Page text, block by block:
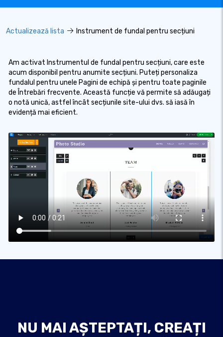
Actualizează lista Instrument de fundal pentru secțiuni
Am activat Instrumentul de fundal pentru secțiuni, care este
acum disponibil pentru anumite secțiuni. Puteți personaliza
fundalul pentru unele Pagini de echipă și pentru toate paginile
de Întrebări frecvente. Această funcție vă permite să adăugați
o notă unică, astfel încât secțiunile site-ului dvs. să iasă în
evidență mai eficient.
NU MAI AȘTEPTAȚI, CREAȚI